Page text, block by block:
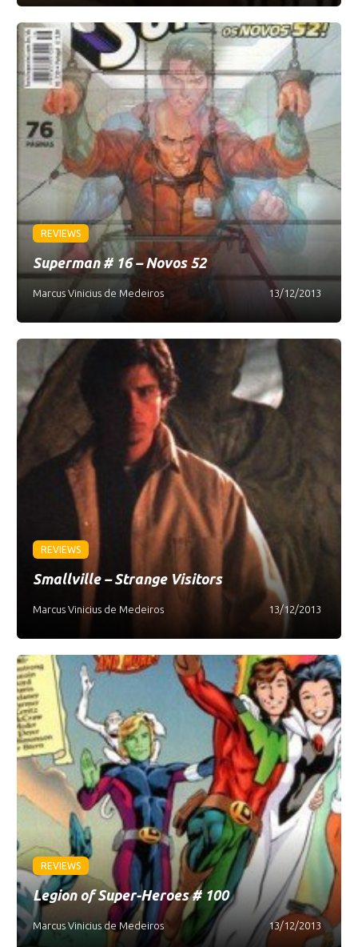
REVIEWS
Superman # 16 – Novos 52
Marcus Vinicius de Medeiros 13/12/2013
REVIEWS
Smallville – Strange Visitors
Marcus Vinicius de Medeiros 13/12/2013
REVIEWS
Legion of Super-Heroes # 100
Marcus Vinicius de Medeiros 13/12/2013